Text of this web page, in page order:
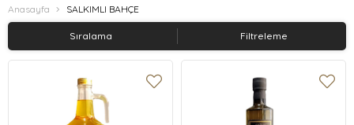
Anasayfa SALKIMLI BAHÇE
Filtreleme
Sıralama